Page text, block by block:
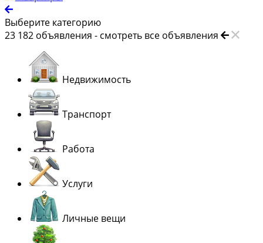
Выберите категорию
23 182 объявления - смотреть все объявления
Недвижимость
Транспорт
Работа
Услуги
Личные вещи